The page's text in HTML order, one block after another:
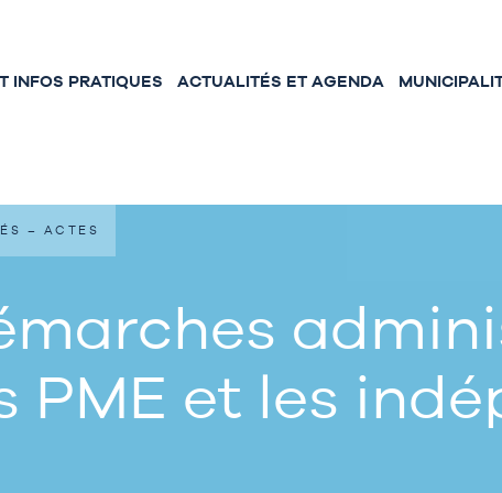
INFOS PRATIQUES ACTUALITÉS ET AGENDA
PME et les
– ACTES